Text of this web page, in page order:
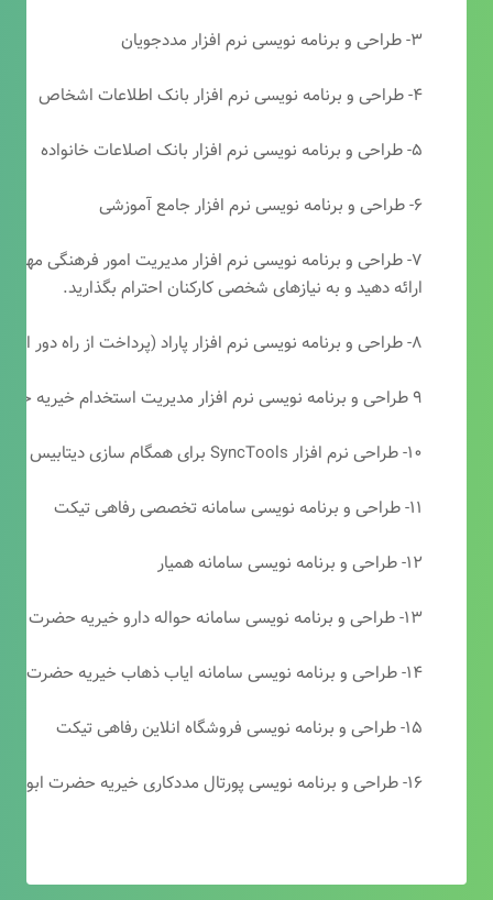
۳- طراحی و برنامه نویسی نرم افزار مددجویان
۴- طراحی و برنامه نویسی نرم افزار بانک اطلاعات اشخاص
۵- طراحی و برنامه نویسی نرم افزار بانک اصلاعات خانواده
۶- طراحی و برنامه نویسی نرم افزار جامع آموزشی
۷- طراحی و برنامه نویسی نرم افزار مدیریت امور فرهنگی
ارائه دهید و به نیازهای شخصی کارکنان احترام بگذارید.
۸- طراحی و برنامه نویسی نرم افزار پاراد (پرداخت از راه دور انجمن مددکاری امام زمان(عج))
۹ طراحی و برنامه نویسی نرم افزار مدیریت استخدام خیریه حضرت ابوالفضل (ع)
۱۰- طراحی نرم افزار SyncTools برای همگام سازی دیتابیس های SQL Server
۱۱- طراحی و برنامه نویسی سامانه تخصصی رفاهی تیکت
۱۲- طراحی و برنامه نویسی سامانه همیار
۱۳- طراحی و برنامه نویسی سامانه حواله دارو خیریه حضرت ابوالفضل (ع)
۱۴- طراحی و برنامه نویسی سامانه ایاب ذهاب خیریه حضرت ابوالفضل (ع)
۱۵- طراحی و برنامه نویسی فروشگاه انلاین رفاهی تیکت
۱۶- طراحی و برنامه نویسی پورتال مددکاری خیریه حضرت ابوالفضل (ع)